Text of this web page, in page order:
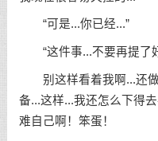
“可是...你已经...”
“这件事...不要再提了
别这样看着我啊...还做
备...这样...我还怎么下得
难自己啊！笨蛋！